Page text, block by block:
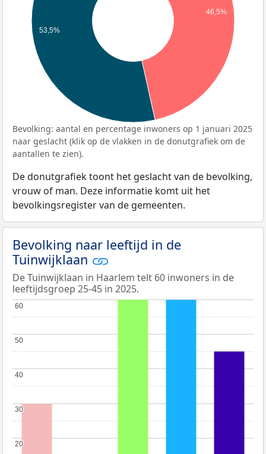
46,5%
53,5%
Bevolking: aantal en percentage inwoners op 1 januari 2025
naar geslacht (klik op de vlakken in de donutgrafiek om de
aantallen te zien).
De donutgrafiek toont het geslacht van de bevolking,
vrouw of man. Deze informatie komt uit het
bevolkingsregister van de gemeenten.
Bevolking naar leeftijd in de
Tuinwijklaan
De Tuinwijklaan in Haarlem telt 60 inwoners in de
leeftijdsgroep 25-45 in 2025.
20
20
30
30
40
40
50
50
60
60